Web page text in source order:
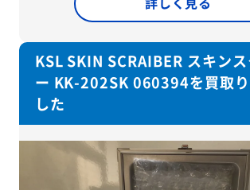
KSL SKIN SCRAIBER スキン
ー KK-202SK 060394を買取
した